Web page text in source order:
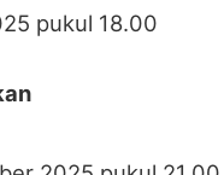
pukul 18.00